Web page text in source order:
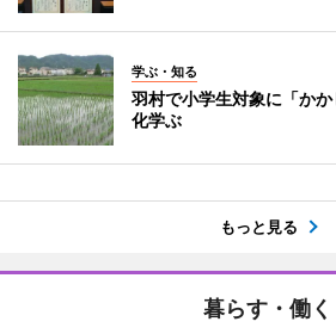
学ぶ・知る
羽村で小学生対象に「か
化学ぶ
もっと見る
暮らす・働く